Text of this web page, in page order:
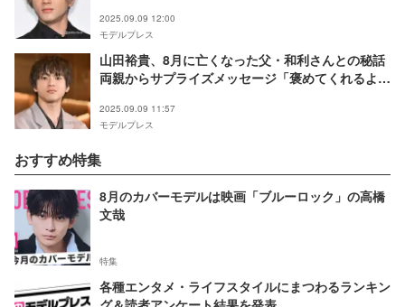
2025.09.09 12:00
モデルプレス
山田裕貴、8月に亡くなった父・和利さんとの秘話
両親からサプライズメッセージ「褒めてくれるよう
2025.09.09 11:57
モデルプレス
おすすめ特集
8月のカバーモデルは映画「ブルーロック」の高橋
文哉
特集
各種エンタメ・ライフスタイルにまつわるランキン